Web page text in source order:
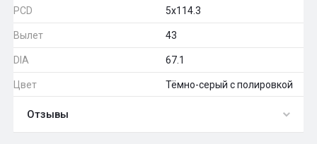
PCD 5x114.3
Вылет 43
DIA 67.1
Цвет Тёмно-серый с полировкой
Отзывы